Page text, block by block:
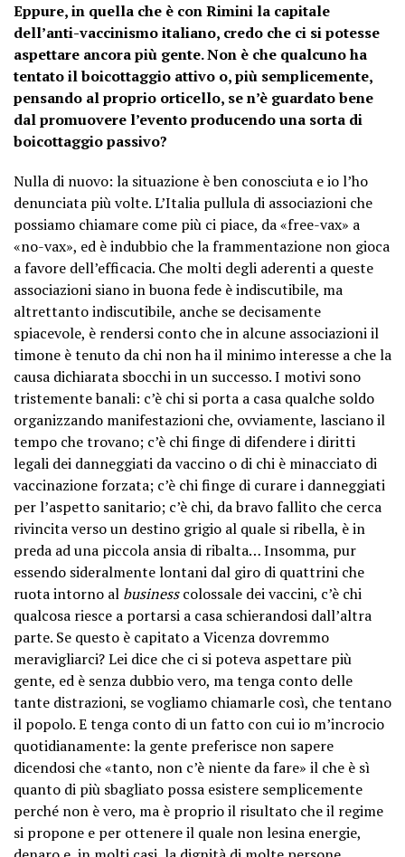
Eppure, in quella che è con Rimini la capitale
dell’anti-vaccinismo italiano, credo che ci si potesse
aspettare ancora più gente. Non è che qualcuno ha
tentato il boicottaggio attivo o, più semplicemente,
pensando al proprio orticello, se n’è guardato bene
dal promuovere l’evento producendo una sorta di
boicottaggio passivo?
Nulla di nuovo: la situazione è ben conosciuta e io l’ho
denunciata più volte. L’Italia pullula di associazioni che
possiamo chiamare come più ci piace, da «free-vax» a
«no-vax», ed è indubbio che la frammentazione non gioca
a favore dell’efficacia. Che molti degli aderenti a queste
associazioni siano in buona fede è indiscutibile, ma
altrettanto indiscutibile, anche se decisamente
spiacevole, è rendersi conto che in alcune associazioni il
timone è tenuto da chi non ha il minimo interesse a che la
causa dichiarata sbocchi in un successo. I motivi sono
tristemente banali: c’è chi si porta a casa qualche soldo
organizzando manifestazioni che, ovviamente, lasciano il
tempo che trovano; c’è chi finge di difendere i diritti
legali dei danneggiati da vaccino o di chi è minacciato di
vaccinazione forzata; c’è chi finge di curare i danneggiati
per l’aspetto sanitario; c’è chi, da bravo fallito che cerca
rivincita verso un destino grigio al quale si ribella, è in
preda ad una piccola ansia di ribalta… Insomma, pur
essendo sideralmente lontani dal giro di quattrini che
ruota intorno al businesscolossale dei vaccini, c’è chi
qualcosa riesce a portarsi a casa schierandosi dall’altra
parte. Se questo è capitato a Vicenza dovremmo
meravigliarci? Lei dice che ci si poteva aspettare più
gente, ed è senza dubbio vero, ma tenga conto delle
tante distrazioni, se vogliamo chiamarle così, che tentano
il popolo. E tenga conto di un fatto con cui io m’incrocio
quotidianamente: la gente preferisce non sapere
dicendosi che «tanto, non c’è niente da fare» il che è sì
quanto di più sbagliato possa esistere semplicemente
perché non è vero, ma è proprio il risultato che il regime
si propone e per ottenere il quale non lesina energie,